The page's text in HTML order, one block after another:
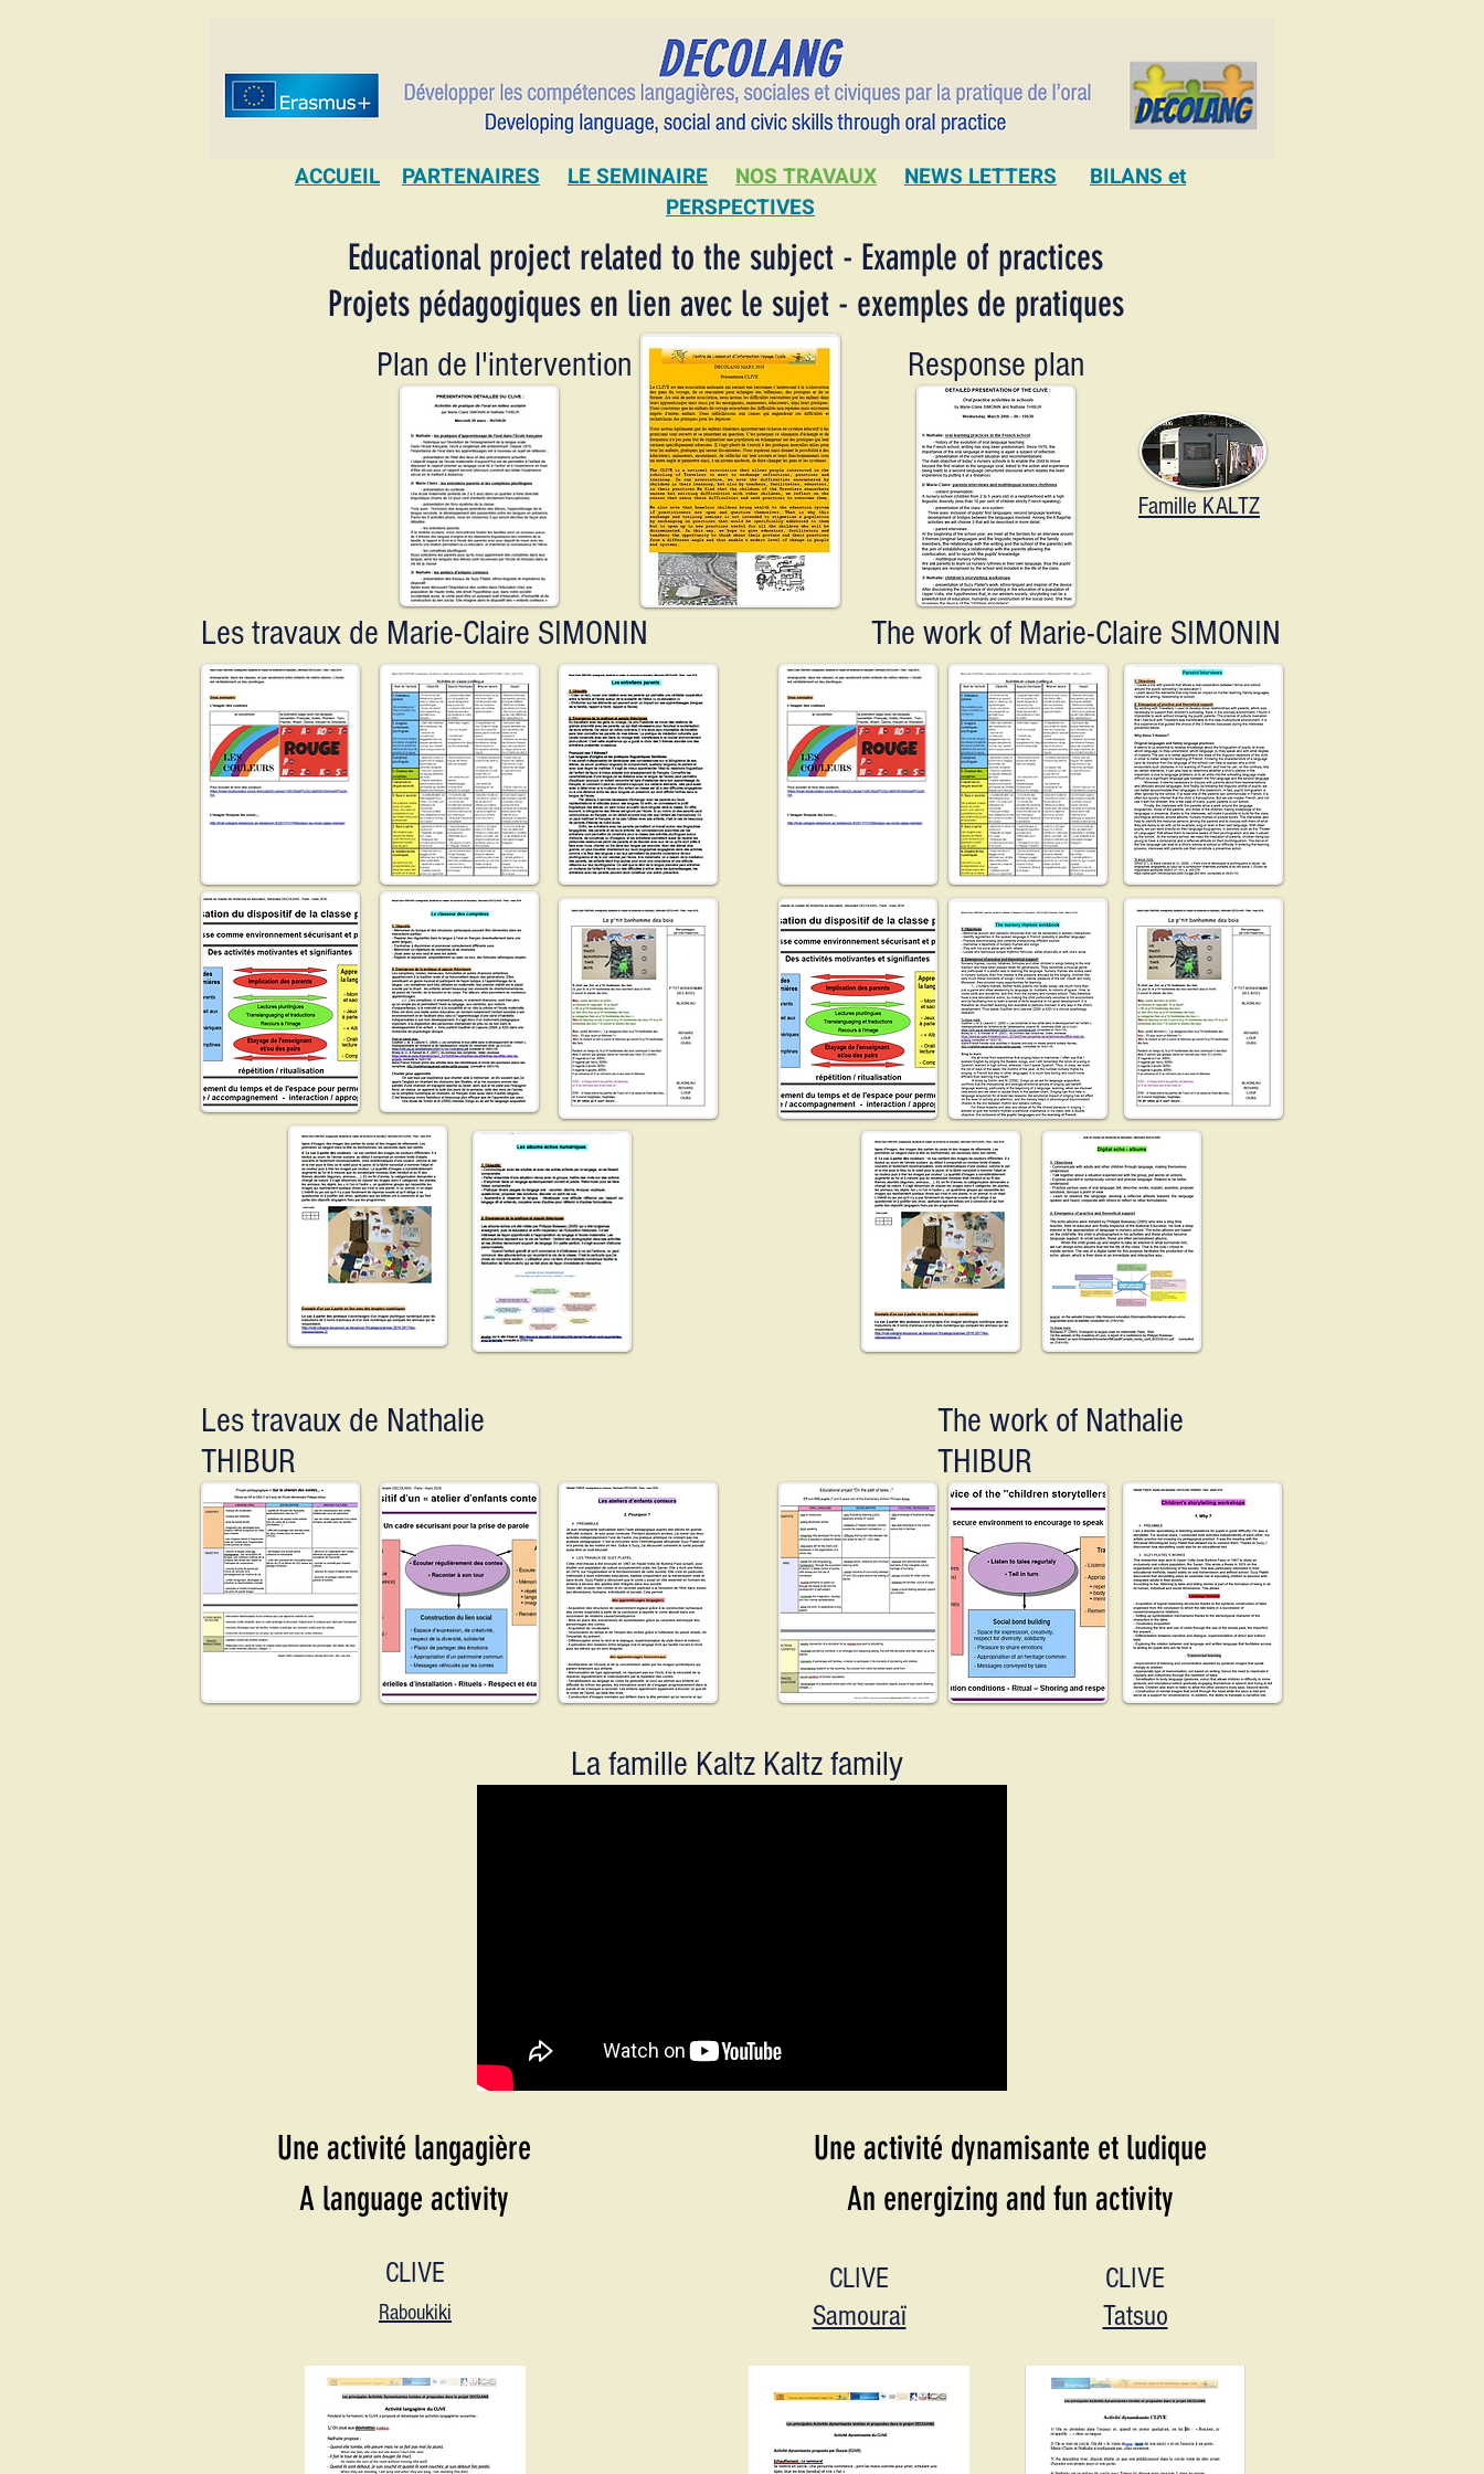
ACCUEIL PARTENAIRES LE SEMINAIRE NOS TRAVAUX NEWS LETTERS
BILANS et
PERSPECTIVES
Educational project related to the subject - Example of practices
Projets pédagogiques en lien avec le sujet - exemples de pratiques
Plan de l'intervention Response plan
Famille KALTZ
Les travaux de Marie-Claire SIMONIN The work of Marie-Claire SIMONIN
Les travaux de Nathalie
THIBUR
The work of Nathalie
THIBUR
La famille Kaltz Kaltz family
Une activité langagière
A language activity
Une activité dynamisante et ludique
An energizing and fun activity
CLIVE
Raboukiki
CLIVE
Samouraï
CLIVE
Tatsuo